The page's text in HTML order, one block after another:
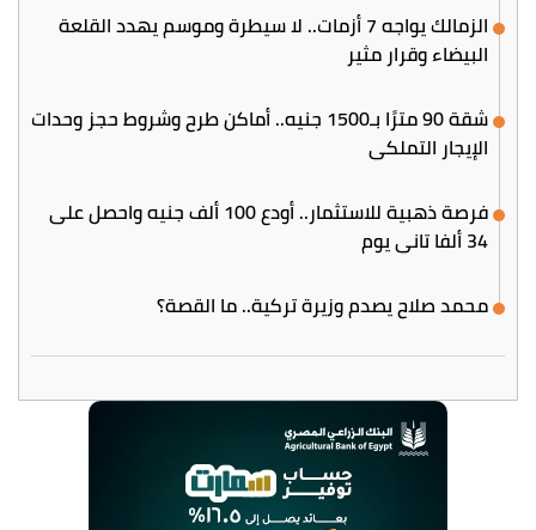
الزمالك يواجه 7 أزمات.. لا سيطرة وموسم يهدد القلعة
البيضاء وقرار مثير
شقة 90 مترًا بـ1500 جنيه.. أماكن طرح وشروط حجز وحدات
الإيجار التملكي
فرصة ذهبية للاستثمار.. أودع 100 ألف جنيه واحصل على
34 ألفا تاني يوم
محمد صلاح يصدم وزيرة تركية.. ما القصة؟